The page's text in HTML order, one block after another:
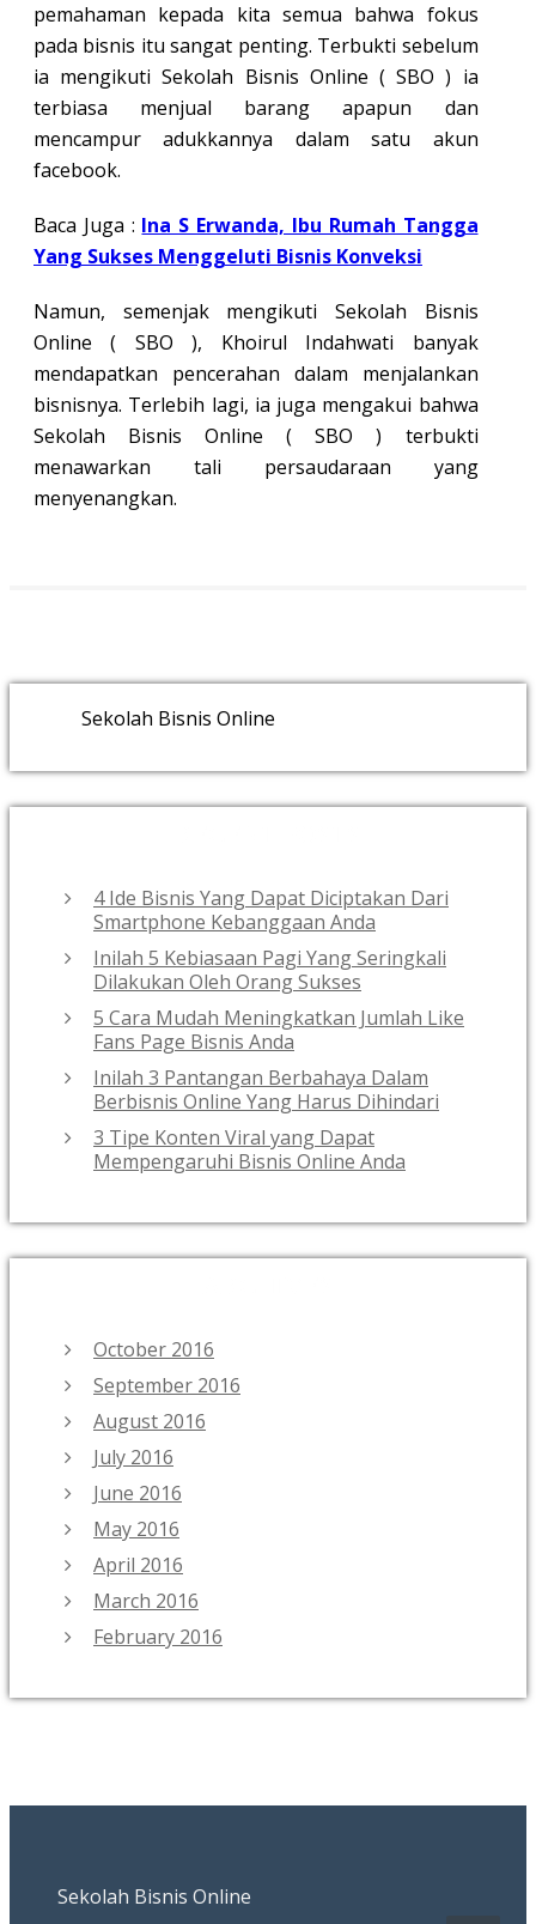
pemahaman kepada kita semua bahwa fokus
pada bisnis itu sangat penting. Terbukti sebelum
ia mengikuti Sekolah Bisnis Online ( SBO ) ia
terbiasa menjual barang apapun dan
mencampur adukkannya dalam satu akun
facebook.
Baca Juga : Ina S Erwanda, Ibu Rumah Tangga
Yang Sukses Menggeluti Bisnis Konveksi
Namun, semenjak mengikuti Sekolah Bisnis
Online ( SBO ), Khoirul Indahwati banyak
mendapatkan pencerahan dalam menjalankan
bisnisnya. Terlebih lagi, ia juga mengakui bahwa
Sekolah Bisnis Online ( SBO ) terbukti
menawarkan tali persaudaraan yang
menyenangkan.
Sekolah Bisnis Online
4 Ide Bisnis Yang Dapat Diciptakan Dari
Smartphone Kebanggaan Anda
Inilah 5 Kebiasaan Pagi Yang Seringkali
Dilakukan Oleh Orang Sukses
5 Cara Mudah Meningkatkan Jumlah Like
Fans Page Bisnis Anda
Inilah 3 Pantangan Berbahaya Dalam
Berbisnis Online Yang Harus Dihindari
3 Tipe Konten Viral yang Dapat
Mempengaruhi Bisnis Online Anda
October 2016
September 2016
August 2016
July 2016
June 2016
May 2016
April 2016
March 2016
February 2016
Sekolah Bisnis Online